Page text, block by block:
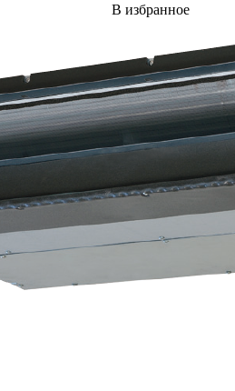
В избранное